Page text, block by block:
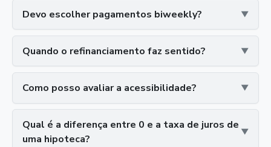
Devo escolher pagamentos biweekly?
Quando o refinanciamento faz sentido?
Como posso avaliar a acessibilidade?
Qual é a diferença entre 0 e a taxa de juros de
uma hipoteca?